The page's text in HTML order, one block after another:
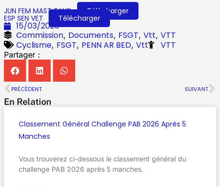
JUN FEM MAST TAND
Télécharger
ESP SEN VET Télécharger
15/03/2026
Commission, Documents, FSGT, Vtt, VTT
Cyclisme, FSGT, PENN AR BED, Vtt VTT
Partager :
PRÉCÉDENT SUIVANT
En Relation
Classement Général Challenge PAB 2026 Après 5
Manches
Vous trouverez ci-dessous le classement général du
challenge PAB 2026 après 5 manches.